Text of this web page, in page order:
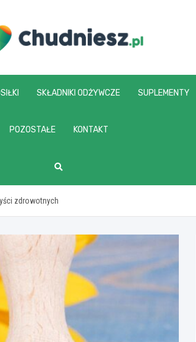
SKŁADNIKI ODŻYWCZE SUPLEMENTY
POZOSTAŁE KONTAKT
zdrowotnych